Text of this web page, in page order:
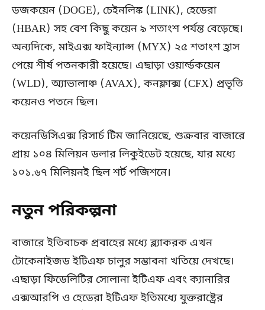
ডজকয়েন (DOGE), চেইনলিঙ্ক (LINK), হেডেরা
(HBAR) সহ বেশ কিছু কয়েন ৯ শতাংশ পর্যন্ত বেড়েছে।
অন্যদিকে, মাইএক্স ফাইন্যান্স (MYX) ২৫ শতাংশ হ্রাস
পেয়ে শীর্ষ পতনকারী হয়েছে। এছাড়া ওয়ার্ল্ডকয়েন
(WLD), অ্যাভালাঞ্চ (AVAX), কনফ্লাক্স (CFX) প্রভৃতি
কয়েনও পতনে ছিল।
কয়েনডিসিএক্স রিসার্চ টিম জানিয়েছে, শুক্রবার বাজারে
প্রায় ১০৪ মিলিয়ন ডলার লিকুইডেট হয়েছে, যার মধ্যে
১০১.৬৭ মিলিয়নই ছিল শর্ট পজিশনে।
নতুন পরিকল্পনা
বাজারে ইতিবাচক প্রবাহের মধ্যে ব্ল্যাকরক এখন
টোকেনাইজড ইটিএফ চালুর সম্ভাবনা খতিয়ে দেখছে।
এছাড়া ফিডেলিটির সোলানা ইটিএফ এবং ক্যানারির
এক্সআরপি ও হেডেরা ইটিএফ ইতিমধ্যে যুক্তরাষ্ট্রের